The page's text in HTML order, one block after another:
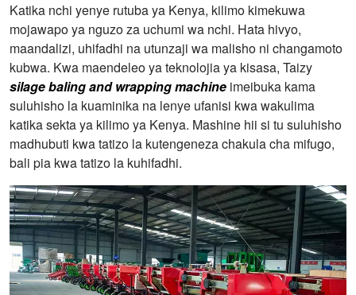
Katika nchi yenye rutuba ya Kenya, kilimo kimekuwa
mojawapo ya nguzo za uchumi wa nchi. Hata hivyo,
maandalizi, uhifadhi na utunzaji wa malisho ni changamoto
kubwa. Kwa maendeleo ya teknolojia ya kisasa, Taizy
silage baling and wrapping machine imeibuka kama
suluhisho la kuaminika na lenye ufanisi kwa wakulima
katika sekta ya kilimo ya Kenya. Mashine hii si tu suluhisho
madhubuti kwa tatizo la kutengeneza chakula cha mifugo,
bali pia kwa tatizo la kuhifadhi.